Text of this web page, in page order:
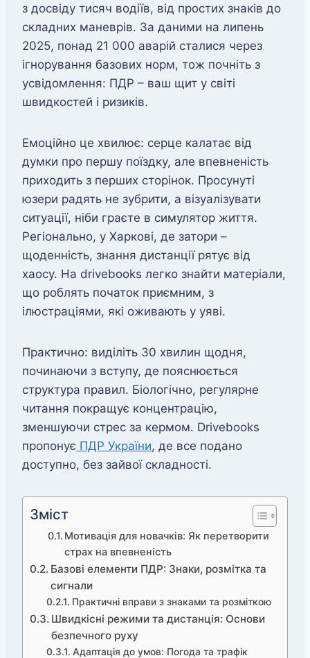
з досвіду тисяч водіїв, від простих знаків до
складних маневрів. За даними на липень
2025, понад 21 000 аварій сталися через
ігнорування базових норм, тож почніть з
усвідомлення: ПДР – ваш щит у світі
швидкостей і ризиків.
Емоційно це хвилює: серце калатає від
думки про першу поїздку, але впевненість
приходить з перших сторінок. Просунуті
юзери радять не зубрити, а візуалізувати
ситуації, ніби граєте в симулятор життя.
Регіонально, у Харкові, де затори –
щоденність, знання дистанції рятує від
хаосу. На drivebooks легко знайти матеріали,
що роблять початок приємним, з
ілюстраціями, які оживають у уяві.
Практично: виділіть 30 хвилин щодня,
починаючи з вступу, де пояснюється
структура правил. Біологічно, регулярне
читання покращує концентрацію,
зменшуючи стрес за кермом. Drivebooks
пропонує ПДР України, де все подано
доступно, без зайвої складності.
Зміст
Мотивація для новачків: Як перетворити
страх на впевненість
Базові елементи ПДР: Знаки, розмітка та
сигнали
Практичні вправи з знаками та розміткою
Швидкісні режими та дистанція: Основи
безпечного руху
Адаптація до умов: Погода та трафік